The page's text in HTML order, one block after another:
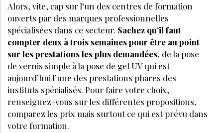
Alors, vite, cap sur l’un des centres de formation
ouverts par des marques professionnelles
spécialisées dans ce secteur. Sachez qu’il faut
compter deux à trois semaines pour être au point
sur les prestations les plus demandées, de la pose
de vernis simple à la pose de gel UV qui est
aujourd’hui l’une des prestations phares des
instituts spécialisés. Pour faire votre choix,
renseignez-vous sur les différentes propositions,
comparez les prix mais surtout ce qui est prévu dans
votre formation.